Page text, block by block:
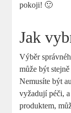
pokoji! 🙂
Jak
Výběr
může být
Nemusíte být
vyžadují péči,
produktem,